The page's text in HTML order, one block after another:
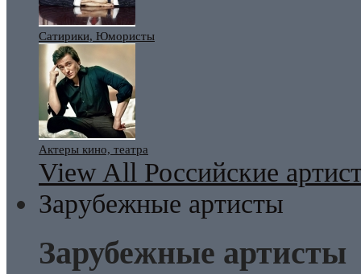
Сатирики, Юмористы
Актеры кино, театра
View All Российские
Зарубежные артисты
Зарубежные артисты